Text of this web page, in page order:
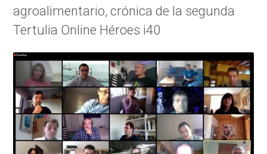
agroalimentario, crónica de la segunda
Tertulia Online Héroes i40